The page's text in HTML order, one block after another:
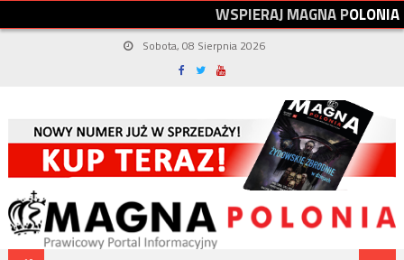
WSPIERAJMAGNAPOLONIA
Sobota, 08 Sierpnia 2026